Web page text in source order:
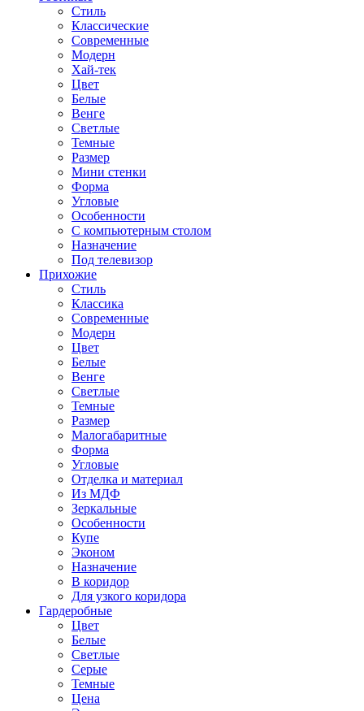
Стиль
Классические
Современные
Модерн
Хай-тек
Цвет
Белые
Венге
Светлые
Темные
Размер
Мини стенки
Форма
Угловые
Особенности
С компьютерным столом
Назначение
Под телевизор
Прихожие
Стиль
Классика
Современные
Модерн
Цвет
Белые
Венге
Светлые
Темные
Размер
Малогабаритные
Форма
Угловые
Отделка и материал
Из МДФ
Зеркальные
Особенности
Купе
Эконом
Назначение
В коридор
Для узкого коридора
Гардеробные
Цвет
Белые
Светлые
Серые
Темные
Цена